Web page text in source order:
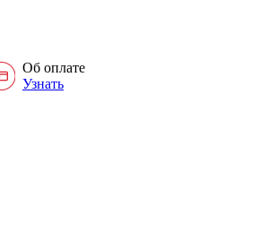
Об оплате
Узнать